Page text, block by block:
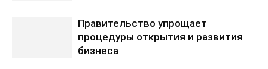
Правительство упрощает
процедуры открытия и развития
бизнеса